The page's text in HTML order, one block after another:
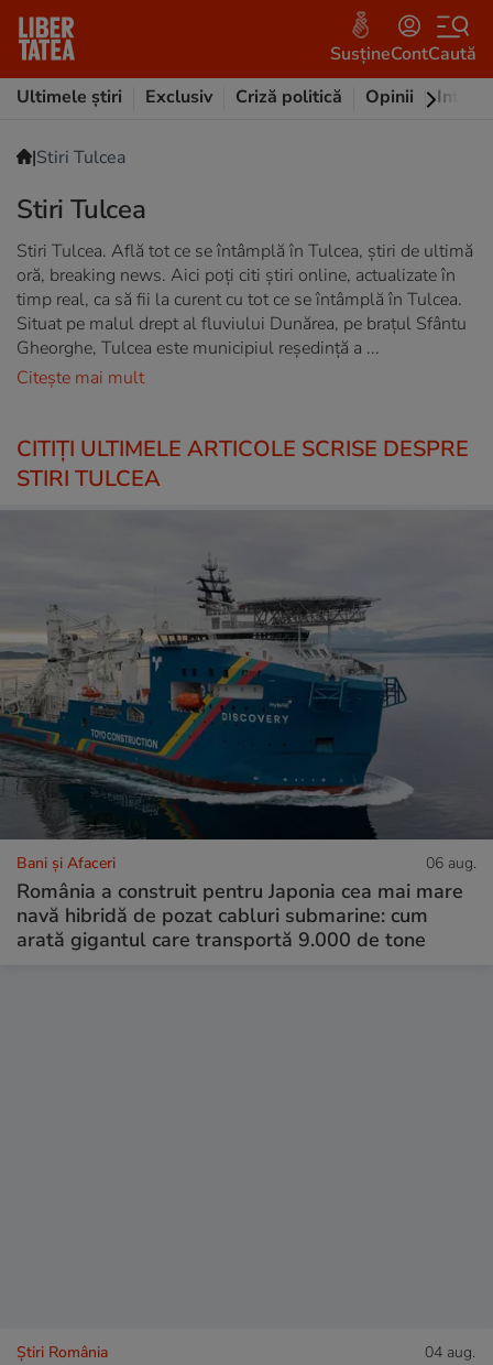
SusțineContCaută
Ultimele știri
Exclusiv Criză politică Opinii
|Stiri Tulcea
Stiri Tulcea
Stiri Tulcea. Află tot ce se întâmplă în Tulcea, știri de ultimă
oră, breaking news. Aici poți citi știri online, actualizate în
timp real, ca să fii la curent cu tot ce se întâmplă în Tulcea.
Situat pe malul drept al fluviului Dunărea, pe braţul Sfântu
Gheorghe, Tulcea este municipiul reşedinţă a ...
Citește mai mult
CITIȚI ULTIMELE ARTICOLE SCRISE DESPRE
STIRI TULCEA
Bani și Afaceri 06 aug.
România a construit pentru Japonia cea mai mare
navă hibridă de pozat cabluri submarine: cum
arată gigantul care transportă 9.000 de tone
Știri România 04 aug.